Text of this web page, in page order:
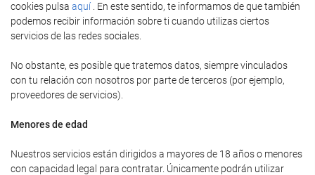
cookies pulsa aquí . En este sentido, te informamos de que también
podemos recibir información sobre ti cuando utilizas ciertos
servicios de las redes sociales.
No obstante, es posible que tratemos datos, siempre vinculados
con tu relación con nosotros por parte de terceros (por ejemplo,
proveedores de servicios).
Menores de edad
Nuestros servicios están dirigidos a mayores de 18 años o menores
con capacidad legal para contratar. Únicamente podrán utilizar